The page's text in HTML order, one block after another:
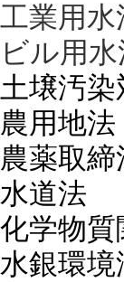
工業用水
ビル用水
土壌汚
農用地法
農薬取締
水道法
化学物質
水銀環